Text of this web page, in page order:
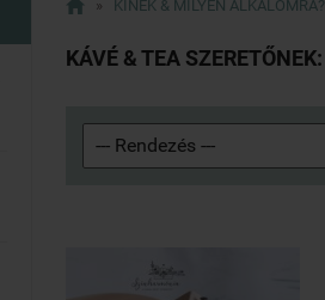
 » KINEK & MILYEN ALKALOMRA?
KÁVÉ & TEA SZERETŐNEK: